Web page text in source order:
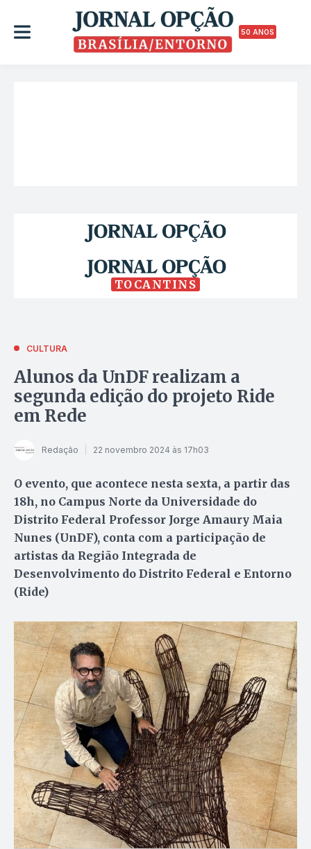
50 ANOS
TOCANTINS
CULTURA
Alunos da UnDF realizam a
segunda edição do projeto Ride
em Rede
Redação 22 novembro 2024 às 17h03
O evento, que acontece nesta sexta, a partir das
18h, no Campus Norte da Universidade do
Distrito Federal Professor Jorge Amaury Maia
Nunes (UnDF), conta com a participação de
artistas da Região Integrada de
Desenvolvimento do Distrito Federal e Entorno
(Ride)